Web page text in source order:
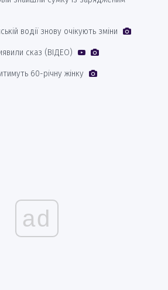
водії знову очікують зміни
сказ (ВІДЕО)
60-річну жінку
ad